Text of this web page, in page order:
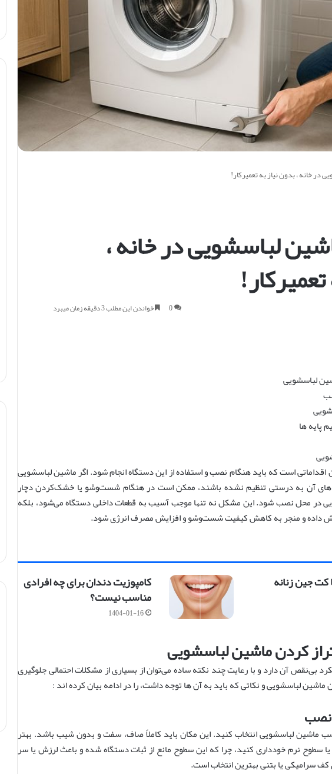
در خانه ، بدون نیاز به تعمیرکار!
لباسشویی در خانه ،
0 خواندن این مطلب 3 دقیقه زمان میبرد
لباسشویی
است که باید هنگام نصب و استفاده از این دستگاه انجام شود. اگر ماشین لباسشویی
آن به ‌درستی تنظیم نشده باشند، ممکن است در هنگام شست‌وشو یا خشک‌کردن دچار
در محل نصب شود. این مشکل نه تنها موجب آسیب به قطعات داخلی دستگاه می‌شود، بلکه
داده و منجر به کاهش کیفیت شست‌وشو و افزایش مصرف انرژی شود.
کامپوزیت دندان برای چه افرادی
مناسب نیست؟
1404-01-16
کردن ماشین لباسشویی
بی‌نقص آن دارد و با رعایت چند نکته ساده می‌توان از بسیاری از مشکلات احتمالی جلوگیری
لباسشویی و نکاتی که باید به آن ‌ها توجه داشت، را در ادامه بیان کرده اند :
ماشین لباسشویی انتخاب کنید. این مکان باید کاملاً صاف، سفت و بدون شیب باشد. بهتر
سطوح نرم خودداری کنید، چرا که این سطوح مانع از ثبات دستگاه شده و باعث لرزش یا سر
سرامیکی یا بتنی بهترین انتخاب است.